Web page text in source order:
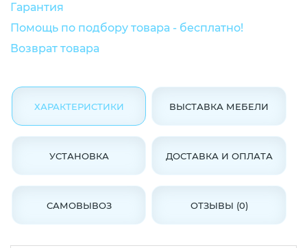
Гарантия
Помощь по подбору товара - бесплатно!
Возврат товара
ХАРАКТЕРИСТИКИ ВЫСТАВКА МЕБЕЛИ
УСТАНОВКА ДОСТАВКА И ОПЛАТА
САМОВЫВОЗ ОТЗЫВЫ (0)